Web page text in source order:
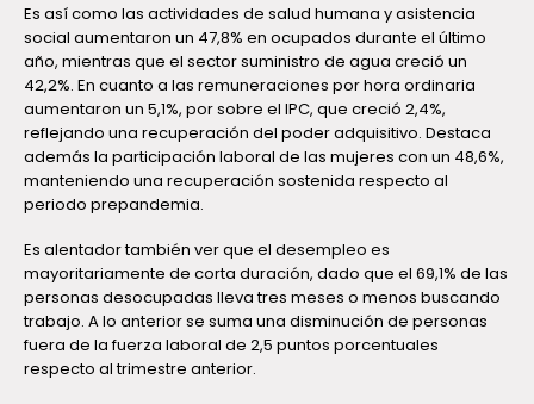
Es así como las actividades de salud humana y asistencia
social aumentaron un 47,8% en ocupados durante el último
año, mientras que el sector suministro de agua creció un
42,2%. En cuanto a las remuneraciones por hora ordinaria
aumentaron un 5,1%, por sobre el IPC, que creció 2,4%,
reflejando una recuperación del poder adquisitivo. Destaca
además la participación laboral de las mujeres con un 48,6%,
manteniendo una recuperación sostenida respecto al
periodo prepandemia.
Es alentador también ver que el desempleo es
mayoritariamente de corta duración, dado que el 69,1% de las
personas desocupadas lleva tres meses o menos buscando
trabajo. A lo anterior se suma una disminución de personas
fuera de la fuerza laboral de 2,5 puntos porcentuales
respecto al trimestre anterior.